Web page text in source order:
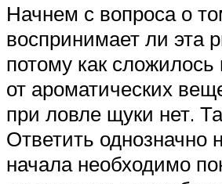
Начнем с вопроса о
воспринимает ли эта
потому как
от ароматических
при ловле щуки нет.
Ответить однозначно
начала необходимо